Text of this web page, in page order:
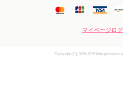
マイページロ
Copyright (C) 2005-2026 little princess